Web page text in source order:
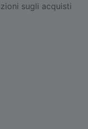
sugli acquisti